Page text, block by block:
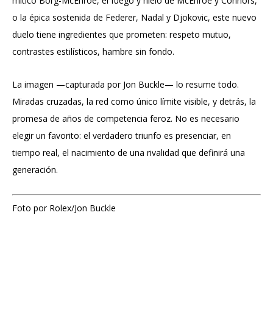
o la épica sostenida de Federer, Nadal y Djokovic, este nuevo
duelo tiene ingredientes que prometen: respeto mutuo,
contrastes estilísticos, hambre sin fondo.
La imagen —capturada por Jon Buckle— lo resume todo.
Miradas cruzadas, la red como único límite visible, y detrás, la
promesa de años de competencia feroz. No es necesario
elegir un favorito: el verdadero triunfo es presenciar, en
tiempo real, el nacimiento de una rivalidad que definirá una
generación.
Foto por Rolex/Jon Buckle